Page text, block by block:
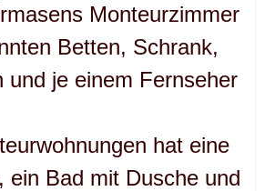
Monteurzimmer
Betten, Schrank,
und je einem Fernseher
hat eine
ein Bad mit Dusche und